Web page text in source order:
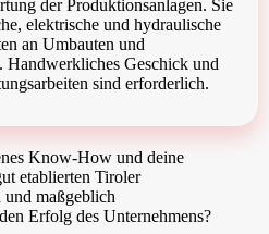
der Produktionsanlagen. Sie
elektrische und hydraulische
an Umbauten und
Handwerkliches Geschick und
sind erforderlich.
Know-How und deine
etablierten Tiroler
maßgeblich
Erfolg des Unternehmens?